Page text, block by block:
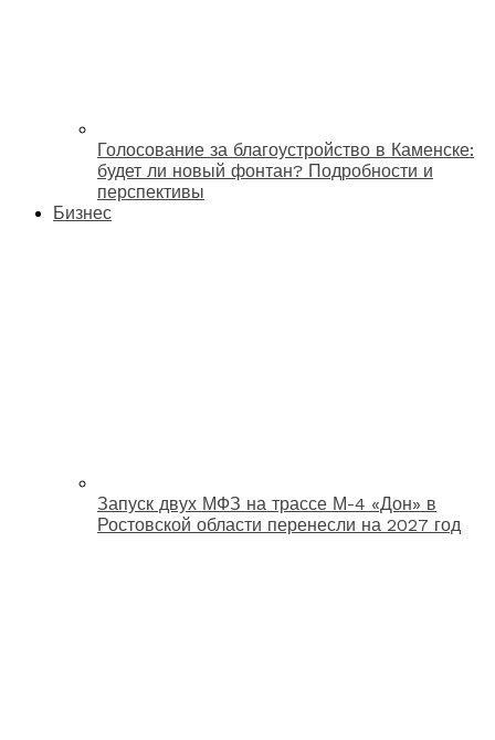
Голосование за благоустройство в Каменске:
будет ли новый фонтан? Подробности и
перспективы
Бизнес
Запуск двух МФЗ на трассе М-4 «Дон» в
Ростовской области перенесли на 2027 год